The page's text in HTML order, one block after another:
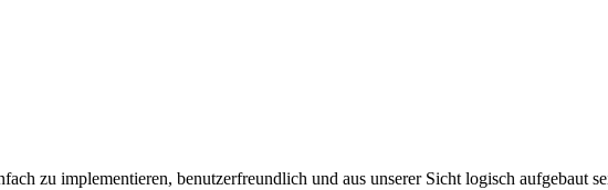
zu implementieren, benutzerfreundlich und aus unserer Sicht logisch aufgebaut